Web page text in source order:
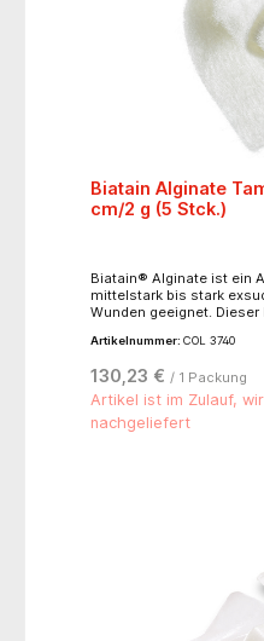
Biatain Alginate
cm/2 g (5 Stck.)
Biatain® Alginate ist ein
mittelstark bis stark
Wunden geeignet.
Carboxymethylcellulose
optimal den Konturen an
ihres Eigengewichtes an
verfügt über eine
Artikelnummer: COL 3740
130,23 € / 1 Packung
Artikel ist im Zulauf,
nachgeliefert